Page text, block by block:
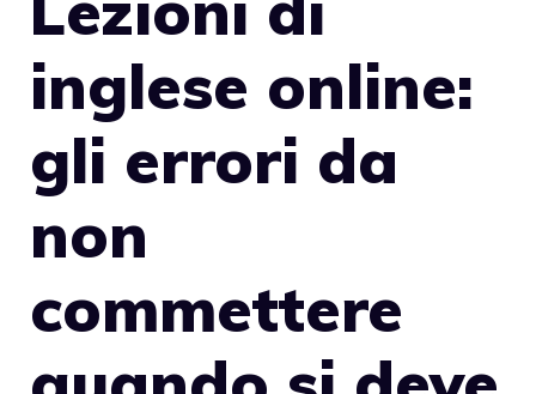
inglese online:
gli errori da
non
commettere